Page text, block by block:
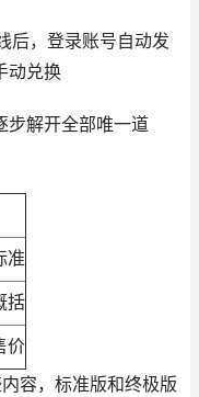
后，登录账号自动发
动兑换
步解开全部唯一道
准
括
价
容，标准版和终极版